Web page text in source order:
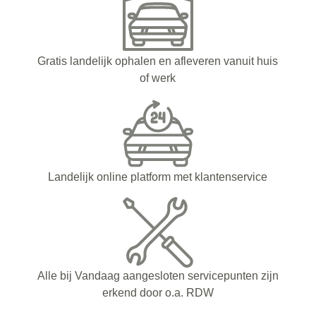
Gratis landelijk ophalen en afleveren vanuit huis
of werk
Landelijk online platform met klantenservice
Alle bij Vandaag aangesloten servicepunten zijn
erkend door o.a. RDW